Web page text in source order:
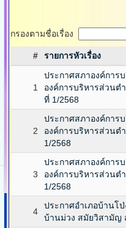
กรองตามชื่อเรื่อง
# รายการหัวเรื่อง
1
ประกาศสภาองค์การ
องค์การบริหารส่วนต
ที่ 1/2568
2
ประกาศสภาองค์การ
องค์การบริหารส่วนต
1/2568
3
ประกาศสภาองค์การ
องค์การบริหารส่วนต
1/2568
4
ประกาศอำเภอบ้านโ
บ้านม่วง สมัยวิสามัญ